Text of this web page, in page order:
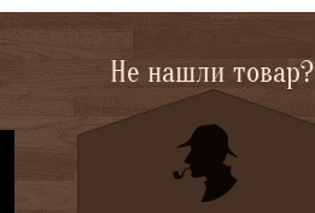
Не нашли товар?